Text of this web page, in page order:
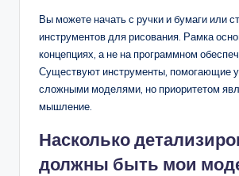
Вы можете начать с ручки и бумаги или
инструментов для рисования. Рамка
концепциях, а не на программном
Существуют инструменты, помогающие
сложными моделями, но приоритетом
мышление.
Насколько
должны быть мои